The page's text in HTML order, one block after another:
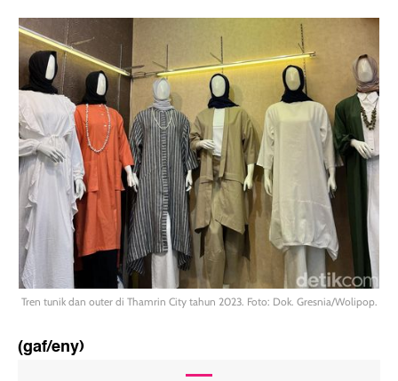
Tren tunik dan outer di Thamrin City tahun 2023. Foto: Dok. Gresnia/Wolipop.
(gaf/eny)